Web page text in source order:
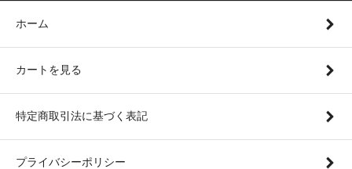
ホーム
カートを見る
特定商取引法に基づく表記
プライバシーポリシー